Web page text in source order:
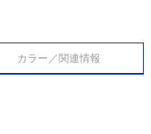
カラー／関連情報